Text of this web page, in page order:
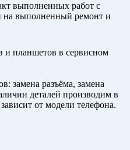
выполненных работ с
на выполненный ремонт и
и планшетов в сервисном
замена разъёма, замена
деталей производим в
от модели телефона.